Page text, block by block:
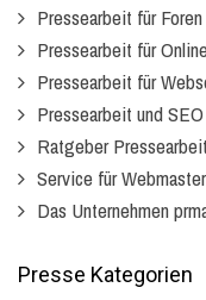
Pressearbeit für Foren
Pressearbeit für
Pressearbeit für
Pressearbeit und SEO
Ratgeber
Service für Webmaster
Das Unternehmen
Presse Kategorien